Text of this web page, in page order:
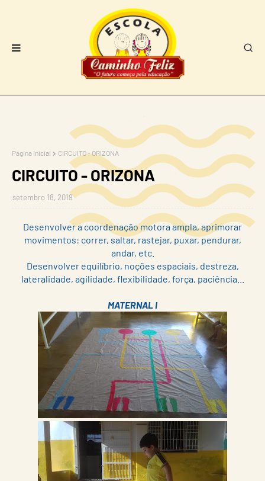
Página inicial CIRCUITO - ORIZONA
CIRCUITO - ORIZONA
setembro 18, 2019
Desenvolver a coordenação motora ampla, aprimorar
movimentos: correr, saltar, rastejar, puxar, pendurar,
andar, etc.
Desenvolver equilíbrio, noções espaciais, destreza,
lateralidade, agilidade, flexibilidade, força, paciência...
MATERNAL I